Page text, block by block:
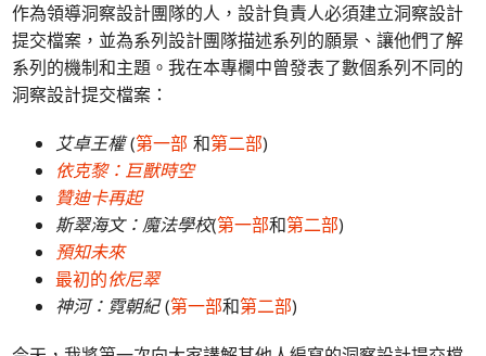
作為領導洞察設計團隊的人，設計負責人必須建立洞察設計
提交檔案，並為系列設計團隊描述系列的願景、讓他們了解
系列的機制和主題。我在本專欄中曾發表了數個系列不同的
洞察設計提交檔案：
艾卓王權(第一部 和第二部)
依克黎：巨獸時空
贊迪卡再起
斯翠海文：魔法學校(第一部和第二部)
預知未來
最初的依尼翠
神河：霓朝紀(第一部和第二部)